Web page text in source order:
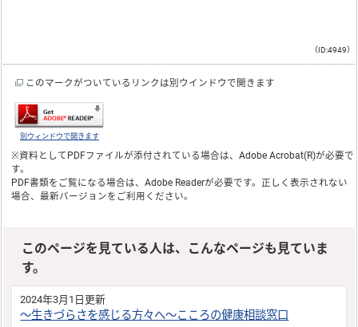
（ID:4949）
このマークがついているリンクは別ウインドウで開きます
別ウィンドウで開きます
※資料としてPDFファイルが添付されている場合は、Adobe Acrobat(R)が必要で
す。
PDF書類をご覧になる場合は、Adobe Readerが必要です。正しく表示されない
場合、最新バージョンをご利用ください。
このページを見ている人は、こんなページも見ていま
す。
2024年3月1日更新
～生きづらさを感じる方々へ～こころの健康相談窓口